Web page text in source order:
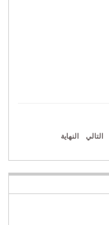
التالي النهاية